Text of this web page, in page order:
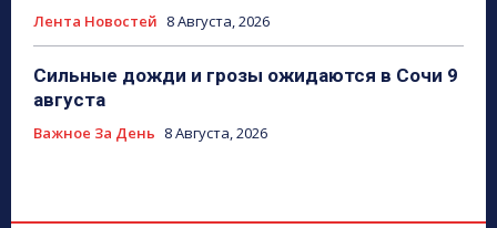
Лента Новостей 8 Августа, 2026
Сильные дожди и грозы ожидаются в Сочи 9
августа
Важное За День 8 Августа, 2026